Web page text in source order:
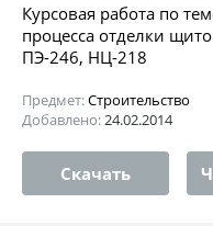
Курсовая работа по
процесса отделки
ПЭ-246, НЦ-218
Предмет:Строительство
Добавлено:24.02.2014
Скачать